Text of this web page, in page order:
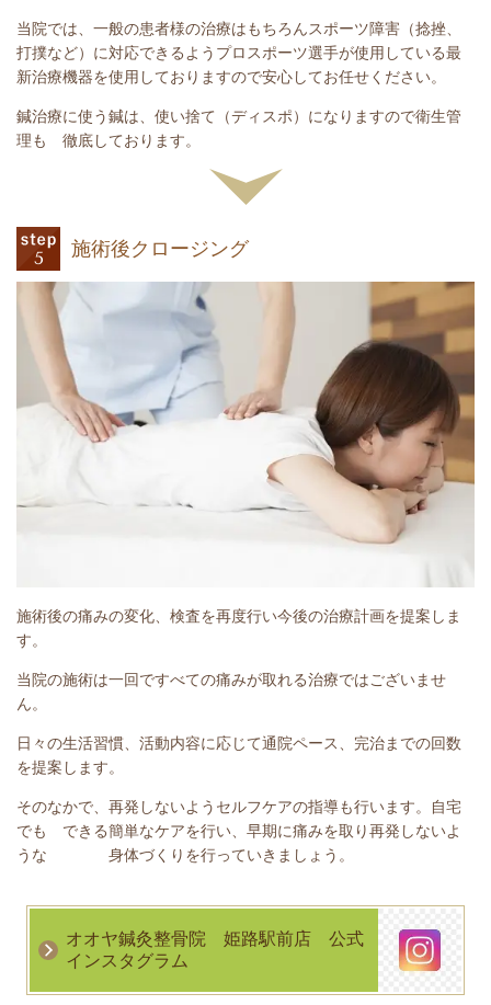
当院では、一般の患者様の治療はもちろんスポーツ障害（捻挫、
打撲など）に対応できるようプロスポーツ選手が使用している最
新治療機器を使用しておりますので安心してお任せください。
鍼治療に使う鍼は、使い捨て（ディスポ）になりますので衛生管
理も 徹底しております。
施術後クロージング
施術後の痛みの変化、検査を再度行い今後の治療計画を提案しま
す。
当院の施術は一回ですべての痛みが取れる治療ではございませ
ん。
日々の生活習慣、活動内容に応じて通院ペース、完治までの回数
を提案します。
そのなかで、再発しないようセルフケアの指導も行います。自宅
でも できる簡単なケアを行い、早期に痛みを取り再発しないよ
うな 身体づくりを行っていきましょう。
オオヤ鍼灸整骨院 姫路駅前店 公式
インスタグラム